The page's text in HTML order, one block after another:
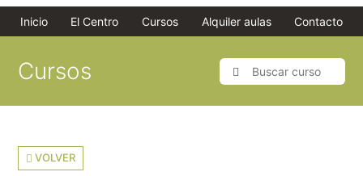
Inicio El Centro Cursos Alquiler aulas Contacto
Cursos Buscar curso
Buscar
VOLVER